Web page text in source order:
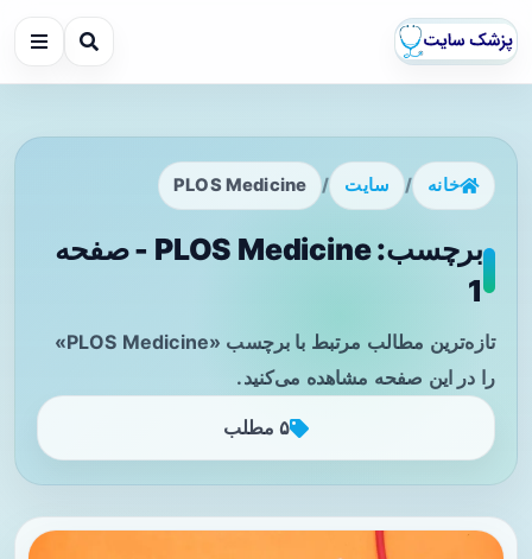
خانه / سایت /
PLOS Medicine
برچسب: PLOS Medicine - صفحه
1
تازه‌ترین مطالب مرتبط با برچسب «PLOS Medicine»
را در این صفحه مشاهده می‌کنید.
۵ مطلب